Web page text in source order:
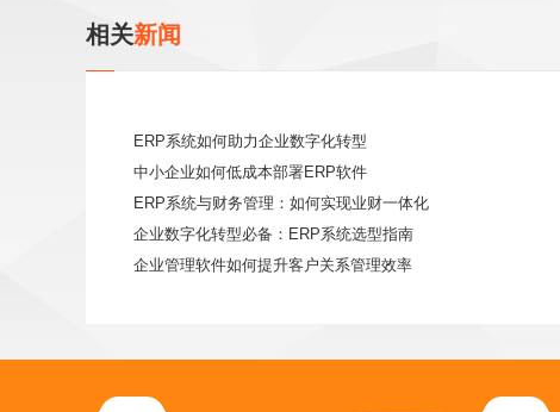
相关新闻
ERP系统如何助力企业数字化转型
中小企业如何低成本部署ERP软件
ERP系统与财务管理：如何实现业财一体化
企业数字化转型必备：ERP系统选型指南
企业管理软件如何提升客户关系管理效率